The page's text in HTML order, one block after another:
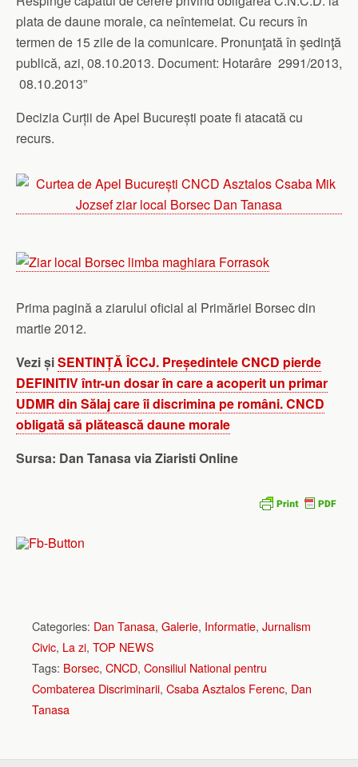
plata de daune morale, ca neîntemeiat. Cu recurs în
termen de 15 zile de la comunicare. Pronunţată în şedinţă
publică, azi, 08.10.2013. Document: Hotarâre 2991/2013,
08.10.2013”
Decizia Curții de Apel București poate fi atacată cu
recurs.
Prima pagină a ziarului oficial al Primăriei Borsec din
martie 2012.
Vezi șiSENTINȚĂ ÎCCJ. Președintele CNCD pierde
DEFINITIV într-un dosar în care a acoperit un primar
UDMR din Sălaj care îi discrimina pe români. CNCD
obligată să plătească daune morale
Sursa: Dan Tanasa via Ziaristi Online
Categories: Dan Tanasa, Galerie, Informatie, Jurnalism
Civic, La zi, TOP NEWS
Tags: Borsec, CNCD, Consiliul National pentru
Combaterea Discriminarii, Csaba Asztalos Ferenc, Dan
Tanasa